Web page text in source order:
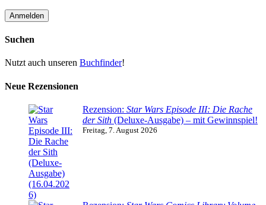
Suchen
Nutzt auch unseren Buchfinder!
Neue Rezensionen
Rezension: Star Wars Episode III: Die Rache
der Sith (Deluxe-Ausgabe) – mit Gewinnspiel!
Freitag, 7. August 2026